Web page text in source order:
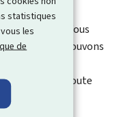
statistiques
les
de
cette page. Vous
ce que nous pouvons
à votre
contact pour toute